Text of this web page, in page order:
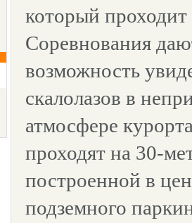
который
Соревнования
возможность
скалолазов в
атмосфере
проходят на 30-
построенной в
подземного